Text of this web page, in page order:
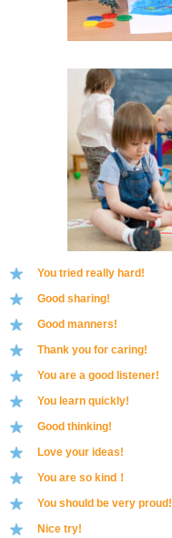
You tried really hard!
Good sharing!
Good manners!
Thank you for caring!
You are a good listener!
You learn quickly!
Good thinking!
Love your ideas!
You are so kind！
You should be very proud!
Nice try!